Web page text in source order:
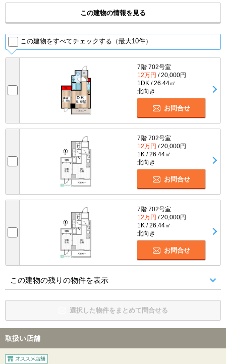
この建物の情報を見る
この建物をすべてチェックする（最大10件）
7階 702号室
12万円 / 20,000円
1DK / 26.44㎡
北向き
お問合せ
7階 702号室
12万円 / 20,000円
1K / 26.44㎡
北向き
お問合せ
7階 702号室
12万円 / 20,000円
1K / 26.44㎡
北向き
お問合せ
この建物の残りの物件を表示
選択した物件をまとめて問合せる
取扱い店舗